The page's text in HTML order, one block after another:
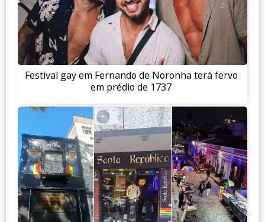
Festival gay em Fernando de Noronha terá fervo
em prédio de 1737